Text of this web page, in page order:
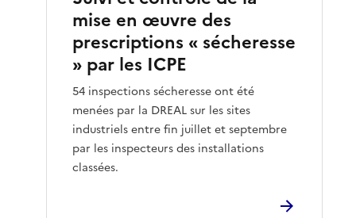
mise en œuvre des
prescriptions « sécheresse
» par les ICPE
54 inspections sécheresse ont été
menées par la DREAL sur les sites
industriels entre fin juillet et septembre
par les inspecteurs des installations
classées.